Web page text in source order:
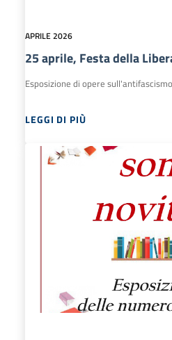
APRILE 2026
25 aprile, Festa della
Esposizione di opere
LEGGI DI PIÙ